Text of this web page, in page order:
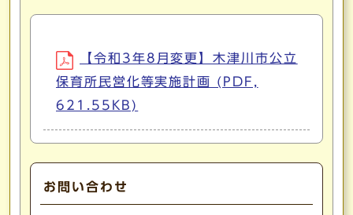
【令和3年8月変更】木津川市公立
保育所民営化等実施計画 (PDF,
621.55KB)
お問い合わせ